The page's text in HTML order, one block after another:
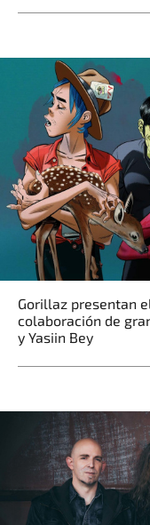
Gorillaz presentan
colaboración de
y Yasiin Bey